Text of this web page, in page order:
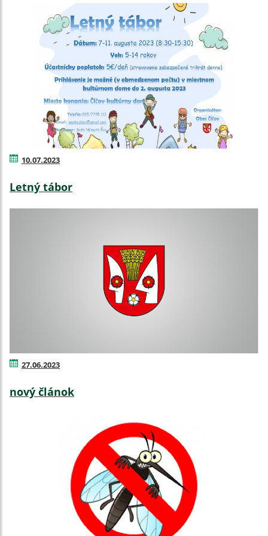
10.07.2023
Letný tábor
27.06.2023
nový článok